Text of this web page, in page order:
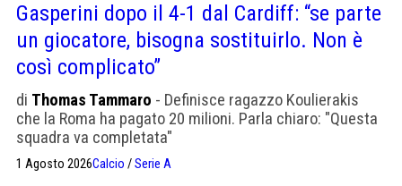
Gasperini dopo il 4-1 dal Cardiff: “se parte
un giocatore, bisogna sostituirlo. Non è
così complicato”
di Thomas Tammaro - Definisce ragazzo Koulierakis
che la Roma ha pagato 20 milioni. Parla chiaro: "Questa
squadra va completata"
1 Agosto 2026Calcio /Serie A